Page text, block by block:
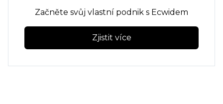
Začněte svůj vlastní podnik s Ecwidem
Zjistit více